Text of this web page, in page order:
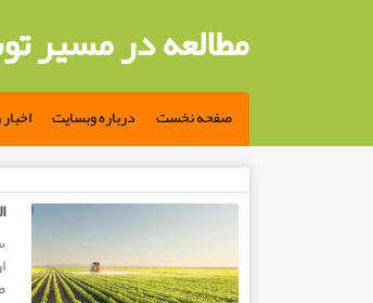
مطالعه در مسیر
صفحه نخست درباره وبسایت